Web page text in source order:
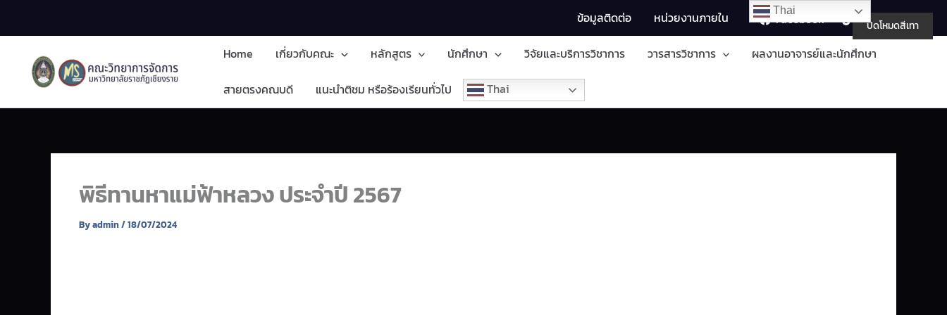
ข้อมูลติดต่อ หน่วยงานภายใน Facebook TikTok Search
Home เกี่ยวกับคณะ หลักสูตร นักศึกษา วิจัยและบริการวิชาการ วารสารวิชาการ ผลงานอาจารย์และนักศึกษา
สายตรงคณบดี แนะนำติชม หรือร้องเรียนทั่วไป Thai
พิธีทานหาแม่ฟ้าหลวง ประจำปี 2567
Byadmin/18/07/2024
Thai
ปิดโหมดสีเทา